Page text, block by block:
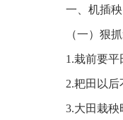
一、机插秧
（一）狠
1.栽前要
2.耙田以
3.大田栽